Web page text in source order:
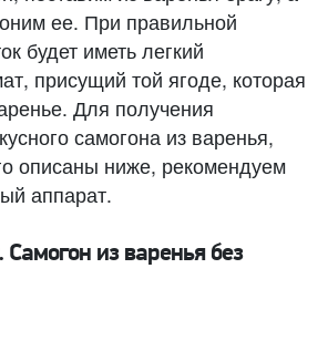
ее. При правильной
будет иметь легкий
присущий той ягоде, которая
Для получения
самогона из варенья,
описаны ниже, рекомендуем
аппарат.
из варенья без